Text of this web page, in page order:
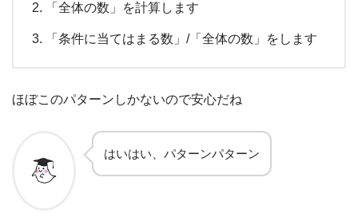
「全体の数」を計算します
「条件に当てはまる数」/「全体の数」をします
ほぼこのパターンしかないので安心だね
はいはい、パターンパターン